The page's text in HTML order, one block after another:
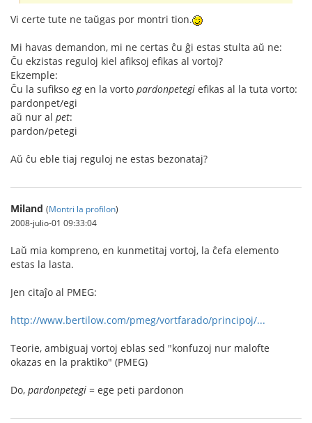
Vi certe tute ne taŭgas por montri tion.
Mi havas demandon, mi ne certas ĉu ĝi estas stulta aŭ ne:
Ĉu ekzistas reguloj kiel afiksoj efikas al vortoj?
Ekzemple:
Ĉu la sufikso egen la vorto pardonpetegi efikas al la tuta vorto:
pardonpet/egi
aŭ nur al pet:
pardon/petegi
Aŭ ĉu eble tiaj reguloj ne estas bezonataj?
Miland (Montri la profilon)
2008-julio-01 09:33:04
Laŭ mia kompreno, en kunmetitaj vortoj, la ĉefa elemento
estas la lasta.
Jen citaĵo al PMEG:
http://www.bertilow.com/pmeg/vortfarado/principoj/...
Teorie, ambiguaj vortoj eblas sed "konfuzoj nur malofte
okazas en la praktiko" (PMEG)
Do, pardonpetegi = ege peti pardonon